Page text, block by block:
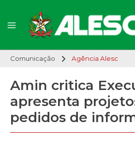
Comunicação Agência Alesc
Amin critica
apresenta
pedidos de